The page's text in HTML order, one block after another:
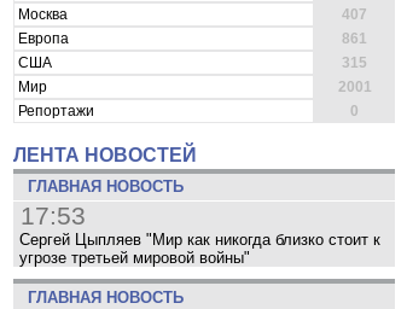
Москва
407
Европа
861
США
315
Мир
2001
Репортажи
0
ЛЕНТА НОВОСТЕЙ
ГЛАВНАЯ НОВОСТЬ
17:53
Сергей Цыпляев "Мир как никогда близко стоит к
угрозе третьей мировой войны"
ГЛАВНАЯ НОВОСТЬ